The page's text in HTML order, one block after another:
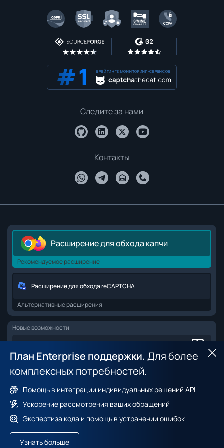
2captcha.com
План Enterprise поддержки. Для более
комплексных потребностей.
Помощь в интеграции индивидуальных решений API
Ускорение рассмотрения ваших обращений
Экспертиза кода и помощь в устранении ошибок
Узнать больше
В РЕЙТИНГЕ МОНИТОРИНГ-СЕРВИСОВ
Следите за нами
Контакты
Расширение для обхода капчи
Рекомендуемое расширение
Расширение для обхода reCAPTCHA
Альтернативные расширения
Новые возможности
Датасет браузерных фингерпринтов
Политика конфиденциальности